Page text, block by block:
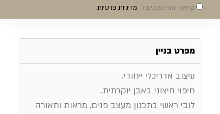
קראתי ואני מסכים ל- מדיניות פרטיות
מפרט בניין
עיצוב אדריכלי ייחודי.
חיפוי חיצוני באבן יוקרתית.
לובי ראשי בתכנון מעצב פנים, מראות ותאורה